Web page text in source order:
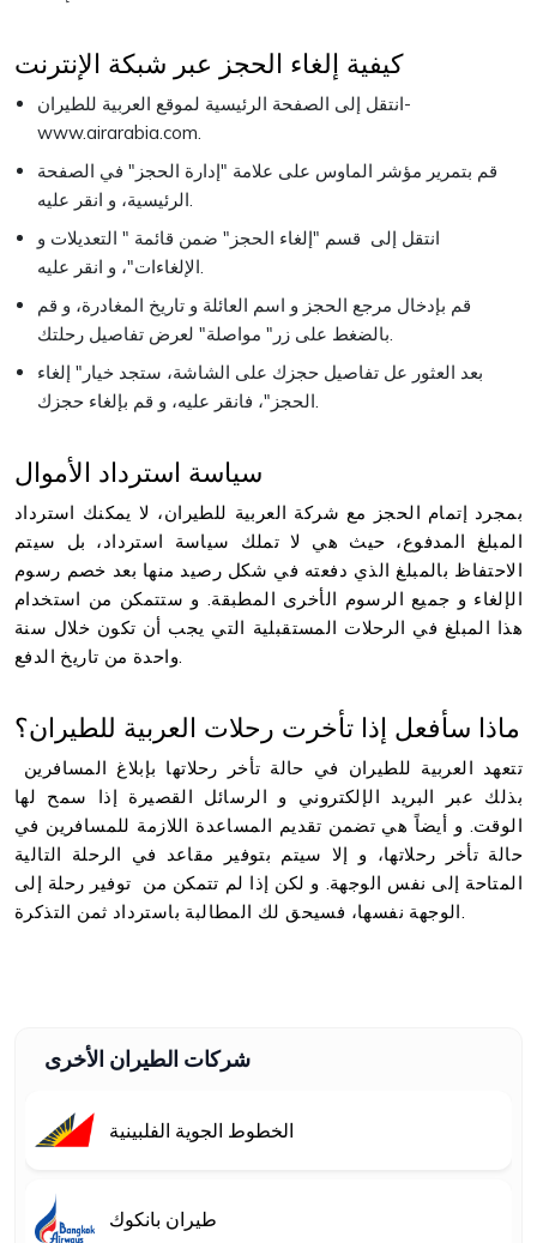
كيفية إلغاء الحجز عبر شبكة الإنترنت
انتقل إلى الصفحة الرئيسية لموقع العربية للطيران-
www.airarabia.com.
قم بتمرير مؤشر الماوس على علامة "إدارة الحجز" في الصفحة
انتقل إلى قسم "إلغاء الحجز" ضمن قائمة " التعديلات و
قم بإدخال مرجع الحجز و اسم العائلة و تاريخ المغادرة، و قم
بعد العثور عل تفاصيل حجزك على الشاشة، ستجد خيار" إلغاء
سياسة استرداد الأموال
بمجرد إتمام الحجز مع شركة العربية للطيران، لا يمكنك استرداد
المبلغ المدفوع، حيث هي لا تملك سياسة استرداد، بل سيتم
الاحتفاظ بالمبلغ الذي دفعته في شكل رصيد منها بعد خصم رسوم
الإلغاء و جميع الرسوم الأخرى المطبقة. و ستتمكن من استخدام
هذا المبلغ في الرحلات المستقبلية التي يجب أن تكون خلال سنة
ماذا سأفعل إذا تأخرت رحلات العربية للطيران؟
بذلك عبر البريد الإلكتروني و الرسائل القصيرة إذا سمح لها
الوقت. و أيضاً هي تضمن تقديم المساعدة اللازمة للمسافرين في
حالة تأخر رحلاتها، و إلا سيتم بتوفير مقاعد في الرحلة التالية
المتاحة إلى نفس الوجهة. و لكن إذا لم تتمكن من توفير رحلة إلى
شركات الطيران الأخرى
الخطوط الجوية الفلبينية
طيران بانكوك